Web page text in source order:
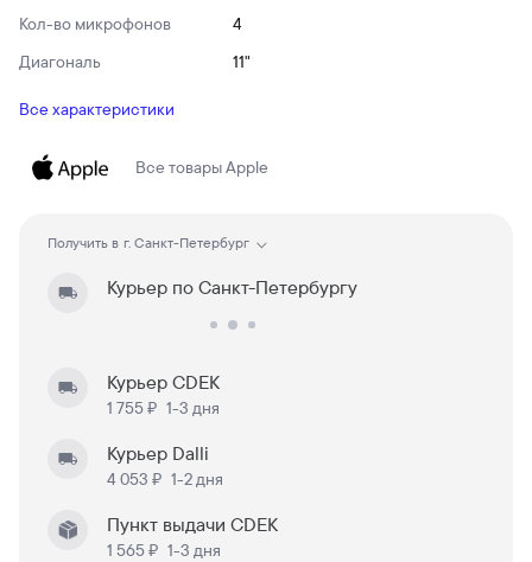
Кол-во микрофонов
4
Диагональ
11"
Все характеристики
Все товарыApple
Получить в г. Санкт-Петербург
Курьер по Санкт-Петербургу
Курьер CDEK
1 755 ₽ 1-3 дня
Курьер Dalli
4 053 ₽ 1-2 дня
Пункт выдачи CDEK
1 565 ₽ 1-3 дня